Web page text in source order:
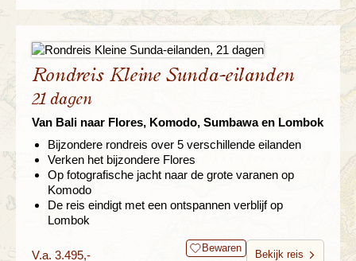
Rondreis Kleine Sunda-eilanden
21 dagen
Van Bali naar Flores, Komodo, Sumbawa en Lombok
Bijzondere rondreis over 5 verschillende eilanden
Verken het bijzondere Flores
Op fotografische jacht naar de grote varanen op
Komodo
De reis eindigt met een ontspannen verblijf op
Lombok
V.a. 3.495,- Bewaren
Bekijk reis